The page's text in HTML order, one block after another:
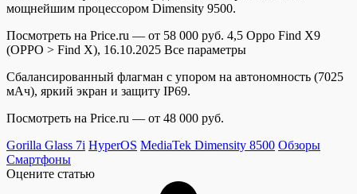
мощнейшим процессором Dimensity 9500.
Посмотреть на Price.ru — от 58 000 руб. 4,5 Oppo Find X9
(OPPO > Find X), 16.10.2025 Все параметры
Сбалансированный флагман с упором на автономность (7025
мАч), яркий экран и защиту IP69.
Посмотреть на Price.ru — от 48 000 руб.
Gorilla Glass 7i HyperOS MediaTek Dimensity 8500 Обзоры
Смартфоны
Оцените статью